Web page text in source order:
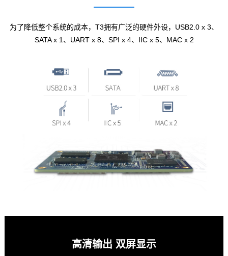
为了降低整个系统的成本，T3拥有广泛的硬件外设，USB2.0 x 3、
SATA x 1、UART x 8、SPI x 4、IIC x 5、MAC x 2
高清输出 双屏显示